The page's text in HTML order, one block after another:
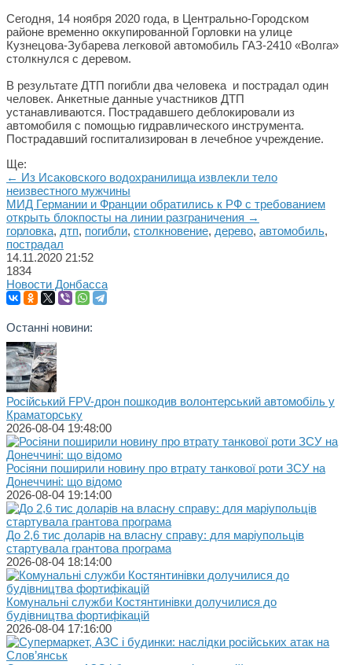
Сегодня, 14 ноября 2020 года, в Центрально-Городском
районе временно оккупированной Горловки на улице
Кузнецова-Зубарева легковой автомобиль ГАЗ-2410 «Волга»
столкнулся с деревом.
В результате ДТП погибли два человека и пострадал один
человек. Анкетные данные участников ДТП
устанавливаются. Пострадавшего деблокировали из
автомобиля с помощью гидравлического инструмента.
Пострадавший госпитализирован в лечебное учреждение.
Ще:
← Из Исаковского водохранилища извлекли тело
неизвестного мужчины
МИД Германии и Франции обратились к РФ с требованием
открыть блокпосты на линии разграничения →
горловка, дтп, погибли, столкновение, дерево, автомобиль,
пострадал
14.11.2020 21:52
1834
Новости Донбасса
Останні новини:
Російський FPV-дрон пошкодив волонтерський автомобіль у
Краматорську
2026-08-04 19:48:00
Росіяни поширили новину про втрату танкової роти ЗСУ на
Донеччині: що відомо
2026-08-04 19:14:00
До 2,6 тис доларів на власну справу: для маріупольців
стартувала грантова програма
2026-08-04 18:14:00
Комунальні служби Костянтинівки долучилися до
будівництва фортифікацій
2026-08-04 17:16:00